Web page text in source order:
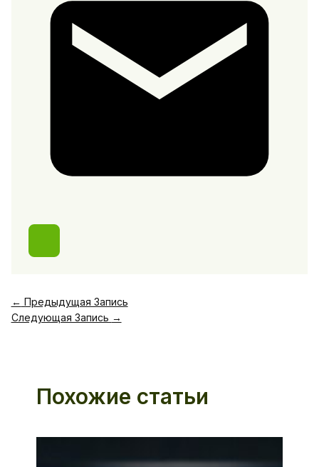
← Предыдущая Запись
Следующая Запись →
Похожие статьи